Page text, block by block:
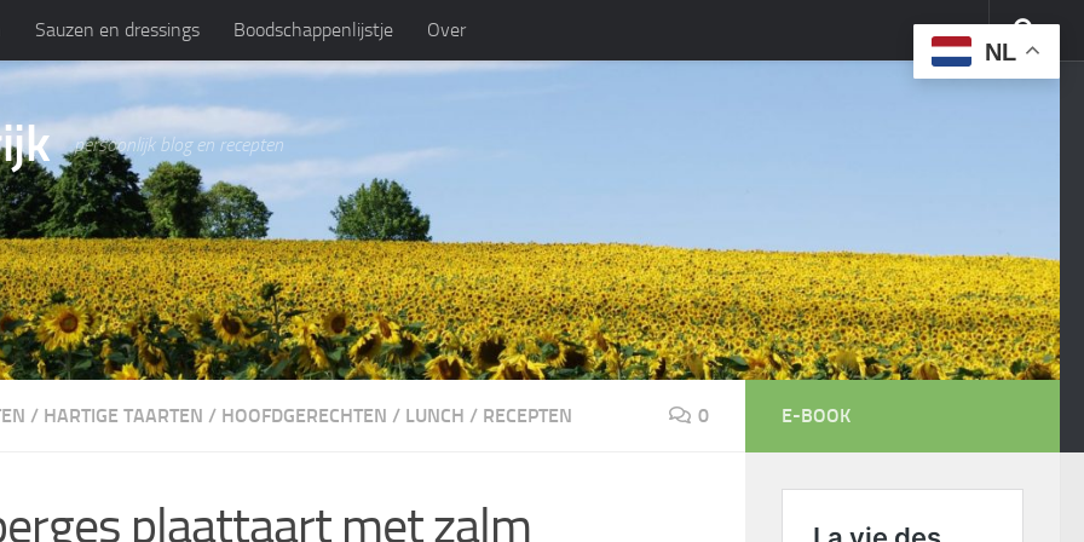
Sauzen en dressings Boodschappenlijstje Over
persoonlijk blog en recepten
/ HARTIGE TAARTEN / HOOFDGERECHTEN / LUNCH / RECEPTEN 0
plaattaart met zalm
E-BOOK
NL